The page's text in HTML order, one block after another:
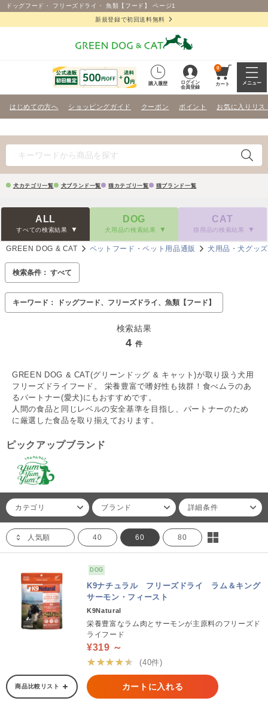
ドッグフード・ フリーズドライ・ 魚類【フード】 ページ1
新規登録で初回送料無料
購入履歴
ログイン
会員登録
0
カート メニュー
はじめての方へ ショッピングガイド クーポン ポイント お気に入りリス
犬カテゴリ一覧 犬ブランド一覧 猫カテゴリ一覧 猫ブランド一覧
ALL
すべての検索結果
DOG
犬用品の検索結果
CAT
猫用品の検索結果
GREEN DOG & CAT ペットフード・ペット用品通販 犬用品・犬グッズ
検索条件： すべて
キーワード： ドッグフード、フリーズドライ、魚類【フード】
検索結果
4 件
GREEN DOG & CAT(グリーンドッグ & キャット)が取り扱う犬用
フリーズドライフード。 栄養豊富で嗜好性も抜群！食べムラのあ
るパートナー(愛犬)にもおすすめです。
人間の食品と同じレベルの安全基準を目指し、パートナーのため
に厳選した食品を取り揃えております。
ピックアップブランド
カテゴリ ブランド 詳細条件
人気順 40 60 80
DOG
K9ナチュラル フリーズドライ ラム＆キング
サーモン・フィースト
K9Natural
栄養豊富なラム肉とサーモンが主原料のフリーズド
ライフード
¥319 ～
★★★★★
(40件)
商品比較リスト カートに入れる